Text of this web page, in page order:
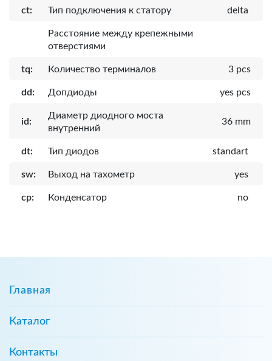
ct: Тип подключения к статору delta
Расcтояние между крепежными
отверстиями
tq: Количество терминалов 3 pcs
dd: Допдиоды yes pcs
id:
Диаметр диодного моста
внутренний
36 mm
dt: Тип диодов standart
sw: Выход на тахометр yes
cp: Конденсатор no
Главная
Каталог
Контакты